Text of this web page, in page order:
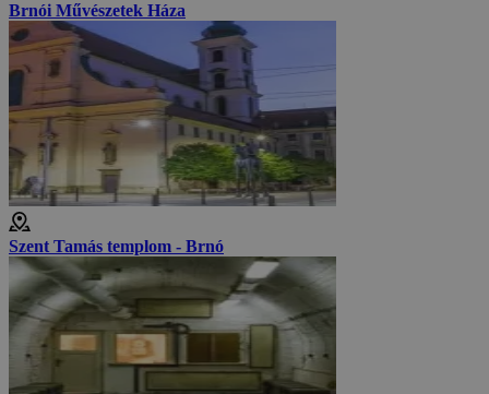
Brnói Művészetek Háza
Szent Tamás templom - Brnó